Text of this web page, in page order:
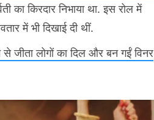
का किरदार निभाया था. इस रोल में
में भी दिखाई दी थीं.
से जीता लोगों का दिल और बन गईं विनर